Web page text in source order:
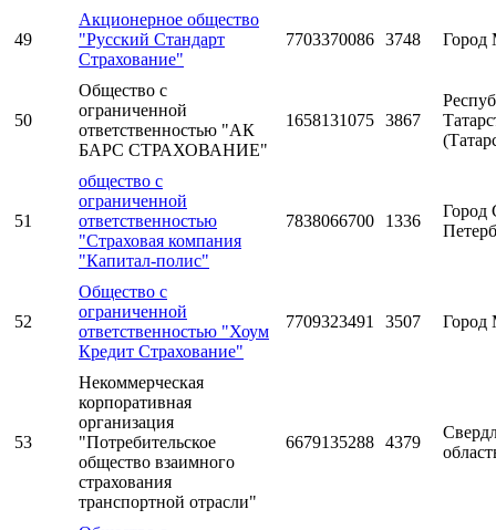
49
Акционерное общество
"Русский Стандарт
Страхование"
7703370086 3748 Город
50
Общество с
ограниченной
ответственностью "АК
БАРС СТРАХОВАНИЕ"
1658131075 3867
51
общество с
ограниченной
ответственностью
"Страховая компания
"Капитал-полис"
7838066700 1336
Город
52
Общество с
ограниченной
ответственностью "Хоум
Кредит Страхование"
7709323491 3507 Город
53
Некоммерческая
корпоративная
организация
"Потребительское
общество взаимного
страхования
транспортной отрасли"
6679135288 4379